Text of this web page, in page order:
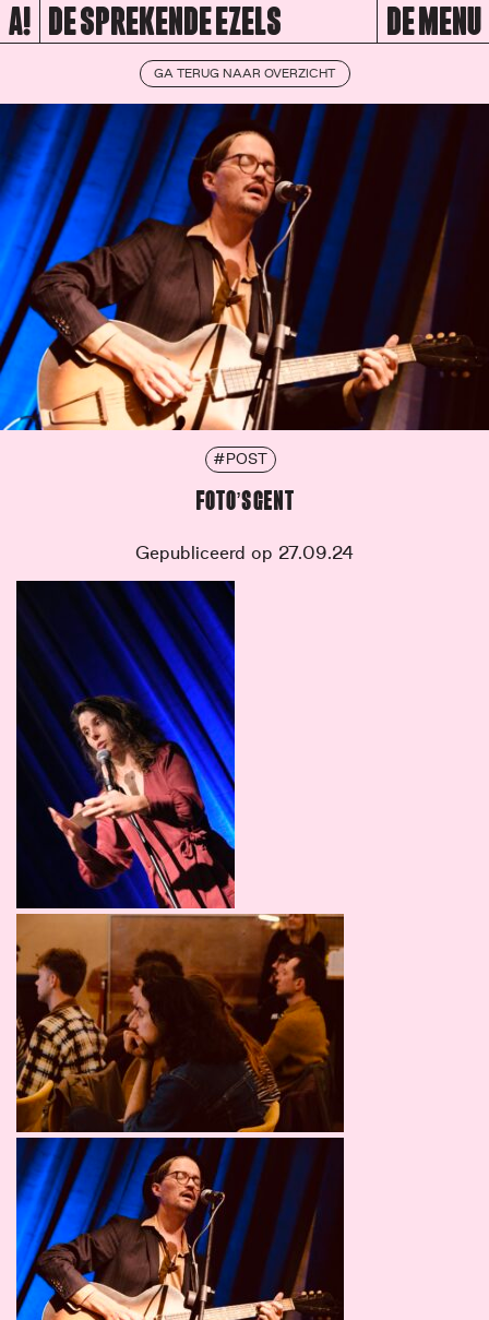
A! DE SPREKENDE EZELS DE MENU
GA TERUG NAAR OVERZICHT
#POST
FOTO’S GENT
Gepubliceerd op 27.09.24